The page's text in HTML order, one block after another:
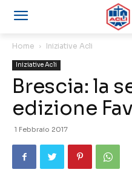
Home Iniziative Acli
Iniziative Acli
Brescia: la
edizione
1 Febbraio 2017